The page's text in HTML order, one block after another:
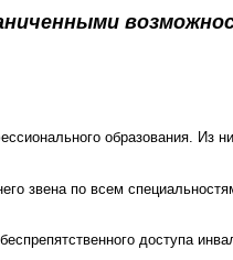
образования. Из
звена по всем
доступа